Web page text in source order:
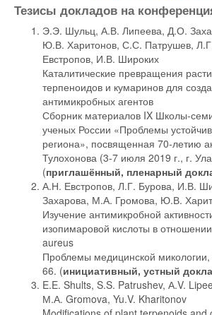
Тезисы докладов на
Э.Э. Шульц, А.В. Липеева, Д.О.
Ю.В. Харитонов, С.С. Патрушев,
Евстропов, И.В. Широких
Каталитические превращения
терпеноидов и кумаринов для
антимикробных агентов
Сборник материалов IX Школы-
ученых России «Проблемы
региона», посвященная 70-летию
Тулохонова (3-7 июля 2019 г., г.
(приглашённый, пленарный
А.Н. Евстропов, Л.Г. Бурова, И.В.
Захарова, М.А. Громова, Ю.В.
Изучение антимикробной
изопимаровой кислоты в
aureus
Проблемы медицинской
66. (инициативный, устный
E.E. Shults, S.S. Patrushev, А.V.
М.А. Gromova, Yu.V. Kharitonov